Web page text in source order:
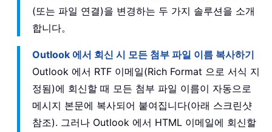
(또는 파일 연결)을 변경하는 두 가지 솔루션을 소개
합니다。
Outlook 에서 회신 시 모든 첨부 파일 이름 복사하기
Outlook 에서 RTF 이메일(Rich Format 으로 서식 지
정됨)에 회신할 때 모든 첨부 파일 이름이 자동으로
메시지 본문에 복사되어 붙여집니다(아래 스크린샷
참조). 그러나 Outlook 에서 HTML 이메일에 회신할